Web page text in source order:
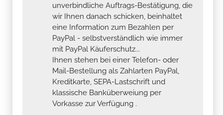
unverbindliche Auftrags-Bestätigung, die
wir Ihnen danach schicken, beinhaltet
eine Information zum Bezahlen per
PayPal - selbstverständlich wie immer
mit PayPal Käuferschutz...
Ihnen stehen bei einer Telefon- oder
Mail-Bestellung als Zahlarten PayPal,
Kreditkarte, SEPA-Lastschrift und
klassische Banküberweiung per
Vorkasse zur Verfügung .